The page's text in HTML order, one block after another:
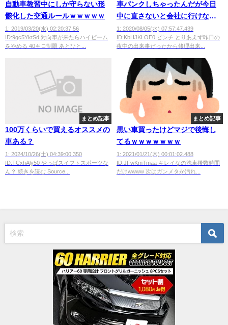
自動車教習中にしか守らない形
骸化した交通ルールｗｗｗｗｗ
1: 2019/03/20(水) 02:20:37.56
ID:9qc5YktSd 対向車が来たらハイビーム
をやめる 40キロ制限 あとひと...
車パンクしちゃったんだが今日
中に直さないと会社に行けない
ｗｗｗｗｗ
1: 2020/08/05(水) 07:57:47.439
ID:KbHJKLOE0 ピンチ とりあえず昨日の
夜中の出来事だったから修理出来...
まとめ記事
100万くらいで買えるオススメの
車ある？
1: 2024/10/26(土) 04:39:00.350
ID:TCxhAly50 やっぱスイフトスポーツな
ん？ 続きを読む Source...
まとめ記事
黒い車買ったけどマジで後悔し
てるｗｗｗｗｗｗｗ
1: 2021/01/21(木) 00:01:02.488
ID:JFwKmTmaa キレイなの洗車後数時間
だけwwww 次はガンメタか汚れ...